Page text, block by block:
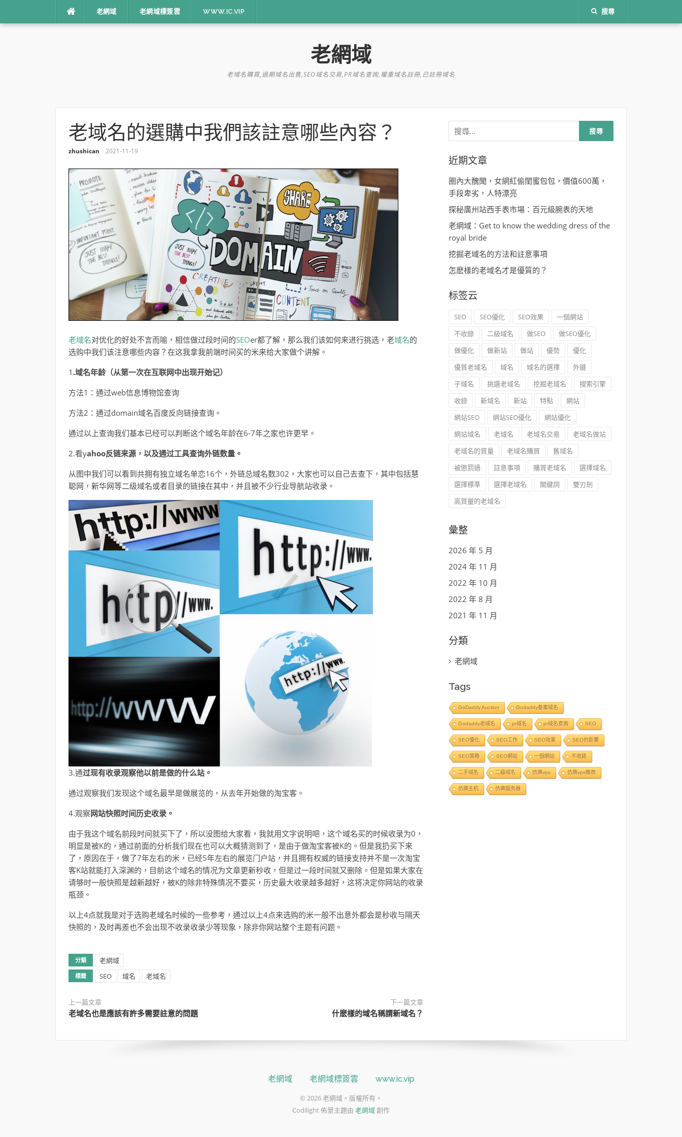
老網域 老網域標簽雲 WWW.IC.VIP 搜尋
老網域
老域名購買,過期域名出售,SEO域名交易,PR域名查詢,權重域名註冊,已註冊域名
老域名的選購中我們該註意哪些內容？
zhushican 2021-11-19
老域名对优化的好处不言而喻，相信做过段时间的SEOer都了解，那么我们该如何来进行挑选，老域名的
选购中我们该注意哪些内容？在这我拿我前端时间买的米来给大家做个讲解。
1 .域名年龄（从第一次在互联网中出现开始记）
方法1：通过web信息博物馆查询
方法2：通过domain域名百度反向链接查询。
通过以上查询我们基本已经可以判断这个域名年龄在6-7年之家也许更早。
2.看yahoo反链来源，以及通过工具查询外链数量。
从图中我们可以看到共拥有独立域名单恋16个，外链总域名数302，大家也可以自己去查下，其中包括慧
聪网，新华网等二级域名或者目录的链接在其中，并且被不少行业导航站收录。
3.通过现有收录观察他以前是做的什么站。
通过观察我们发现这个域名最早是做展览的，从去年开始做的淘宝客。
4.观察网站快照时间历史收录。
由于我这个域名前段时间就买下了，所以没图给大家看，我就用文字说明吧，这个域名买的时候收录为0，
明显是被K的，通过前面的分析我们现在也可以大概猜测到了，是由于做淘宝客被K的。但是我扔买下来
了，原因在于，做了7年左右的米，已经5年左右的展览门户站，并且拥有权威的链接支持并不是一次淘宝
客K站就能打入深渊的，目前这个域名的情况为文章更新秒收，但是过一段时间就又删除。但是如果大家在
请够时一般快照是越新越好，被K的除非特殊情况不要买，历史最大收录越多越好，这将决定你网站的收录
瓶颈。
以上4点就我是对于选购老域名时候的一些参考，通过以上4点来选购的米一般不出意外都会是秒收与隔天
快照的，及时再差也不会出现不收录收录少等现象，除非你网站整个主题有问题。
分類 老網域
標籤 SEO 域名 老域名
上一篇文章
老域名也是應該有許多需要註意的問題
下一篇文章
什麽樣的域名稱謂新域名？
搜
尋
關
字:
近期文章
圈內大醜聞，女網紅偷閨蜜包包，價值600萬，
手段卑劣，人特漂亮
探秘廣州站西手表市場：百元級腕表的天地
老網域：Get to know the wedding dress of the
royal bride
挖掘老域名的方法和註意事項
怎麽樣的老域名才是優質的？
标签云
SEO SEO優化 SEO效果
一個網站
不收錄
二級域名 做SEO
做SEO優化
做優化
做新站 做站 優勢
優化
優質老域名
域名 域名的選擇
外鏈
子域名
挑選老域名 挖掘老域名
搜索引擎
收錄
新域名 新站 特點
網站
網站SEO
網站SEO優化
網站優化
網站域名
老域名 老域名交易
老域名做站
老域名的質量
老域名購買
舊域名
被懲罰過
註意事項 購買老域名
選擇域名
選擇標準
選擇老域名 關鍵詞
雙刃劍
高質量的老域名
彙整
2026 年 5 月
2024 年 11 月
2022 年 10 月
2022 年 8 月
2021 年 11 月
分類
老網域
Tags
GoDaddy Auction Godaddy备案域名
Godaddy老域名 pr域名 pr域名查詢 SEO
SEO優化 SEO工作 SEO效果 SEO的影響
SEO策略 SEO網站 一個網站 不收錄
二手域名 二級域名 仿牌vps 仿牌vps推荐
仿牌主机 仿牌服务器
老網域 老網域標簽雲 www.ic.vip
© 2026 老網域。版權所有。
Codilight 佈景主題由 老網域創作